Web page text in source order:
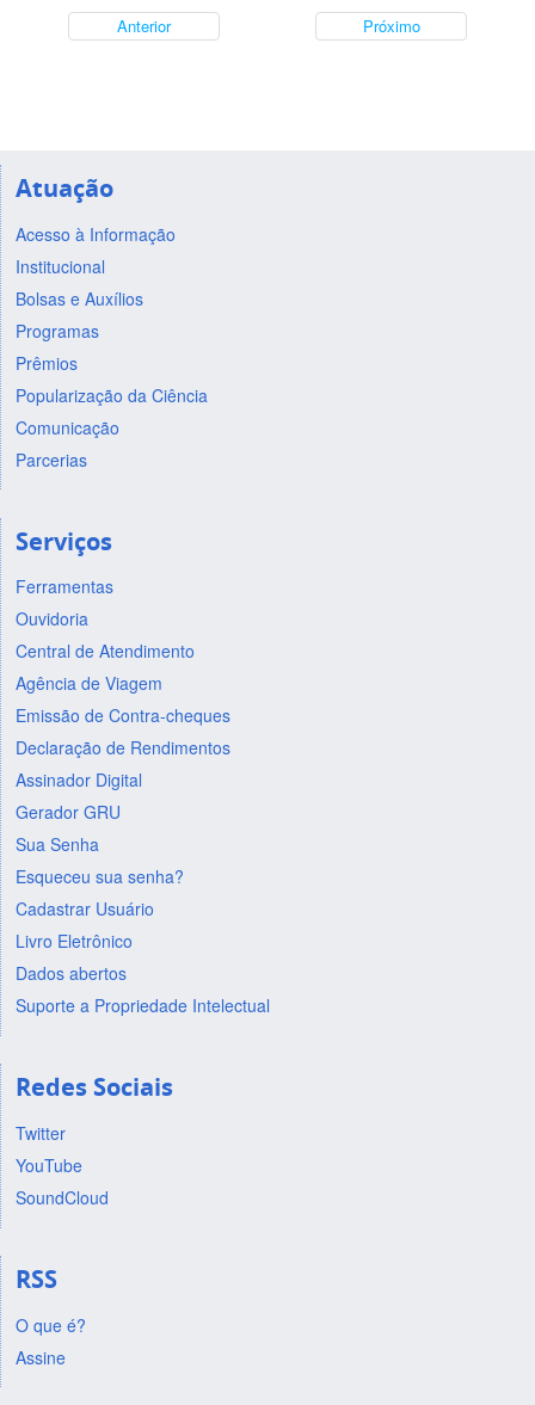
Anterior Próximo
Atuação
Acesso à Informação
Institucional
Bolsas e Auxílios
Programas
Prêmios
Popularização da Ciência
Comunicação
Parcerias
Serviços
Ferramentas
Ouvidoria
Central de Atendimento
Agência de Viagem
Emissão de Contra-cheques
Declaração de Rendimentos
Assinador Digital
Gerador GRU
Sua Senha
Esqueceu sua senha?
Cadastrar Usuário
Livro Eletrônico
Dados abertos
Suporte a Propriedade Intelectual
Redes Sociais
Twitter
YouTube
SoundCloud
RSS
O que é?
Assine